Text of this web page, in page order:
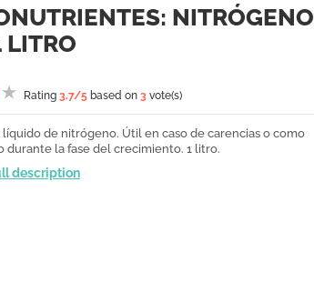
NITRÓGENO
LITRO
Rating 3.7/5 based on 3 vote(s)
de nitrógeno. Útil en caso de carencias o como
durante la fase del crecimiento. 1 litro.
description